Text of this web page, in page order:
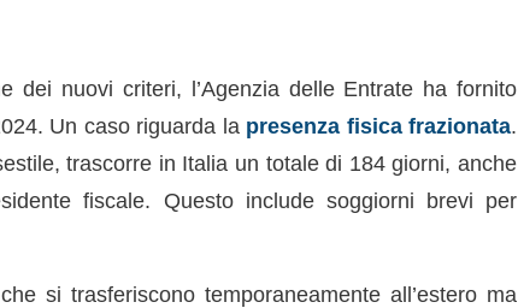
dei nuovi criteri, l’Agenzia delle Entrate ha fornito
Un caso riguarda la presenza fisica frazionata.
trascorre in Italia un totale di 184 giorni, anche
fiscale. Questo include soggiorni brevi per
si trasferiscono temporaneamente all’estero ma